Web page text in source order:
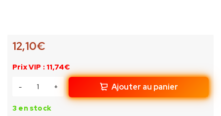
12,10€
Prix VIP : 11,74€
Ajouter au panier
3 en stock